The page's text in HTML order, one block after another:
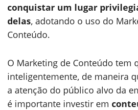
conquistar um lugar
delas, adotando o uso do
Conteúdo.
O Marketing de Conteúdo tem
inteligentemente, de maneira
a atenção do público alvo da
é importante investir em